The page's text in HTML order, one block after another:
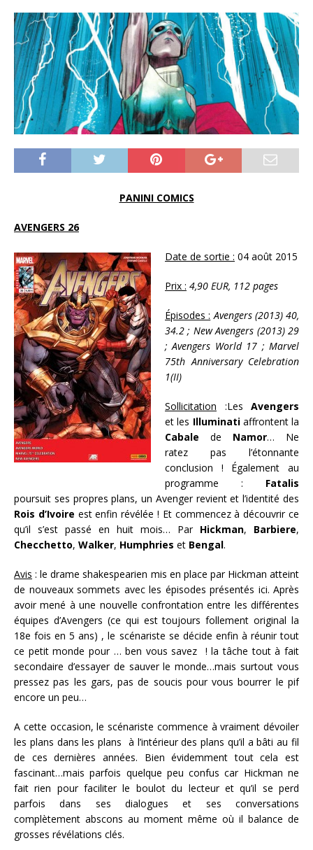
PANINI COMICS
AVENGERS 26
Date de sortie : 04 août 2015
Prix : 4,90 EUR, 112 pages
Épisodes : Avengers (2013) 40,
34.2 ; New Avengers (2013) 29
; Avengers World 17 ; Marvel
75th Anniversary Celebration
1(II)
Sollicitation :Les Avengers
et les Illuminatiaffrontent la
Cabale de Namor… Ne
ratez pas l’étonnante
conclusion ! Également au
programme : Fatalis
poursuit ses propres plans, un Avenger revient et l’identité des
Rois d’Ivoire est enfin révélée ! Et commencez à découvrir ce
qu’il s’est passé en huit mois… Par Hickman, Barbiere,
Checchetto, Walker, Humphries et Bengal.
Avis : le drame shakespearien mis en place par Hickman atteint
de nouveaux sommets avec les épisodes présentés ici. Après
avoir mené à une nouvelle confrontation entre les différentes
équipes d’Avengers (ce qui est toujours follement original la
18e fois en 5 ans) , le scénariste se décide enfin à réunir tout
ce petit monde pour … ben vous savez ! la tâche tout à fait
secondaire d’essayer de sauver le monde…mais surtout vous
pressez pas les gars, pas de soucis pour vous bourrer le pif
encore un peu…
A cette occasion, le scénariste commence à vraiment dévoiler
les plans dans les plans à l’intérieur des plans qu’il a bâti au fil
de ces dernières années. Bien évidemment tout cela est
fascinant…mais parfois quelque peu confus car Hickman ne
fait rien pour faciliter le boulot du lecteur et qu’il se perd
parfois dans ses dialogues et ses conversations
complètement abscons au moment même où il balance de
grosses révélations clés.